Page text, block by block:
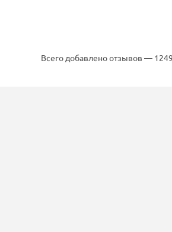
Всего добавлено отзывов — 1249